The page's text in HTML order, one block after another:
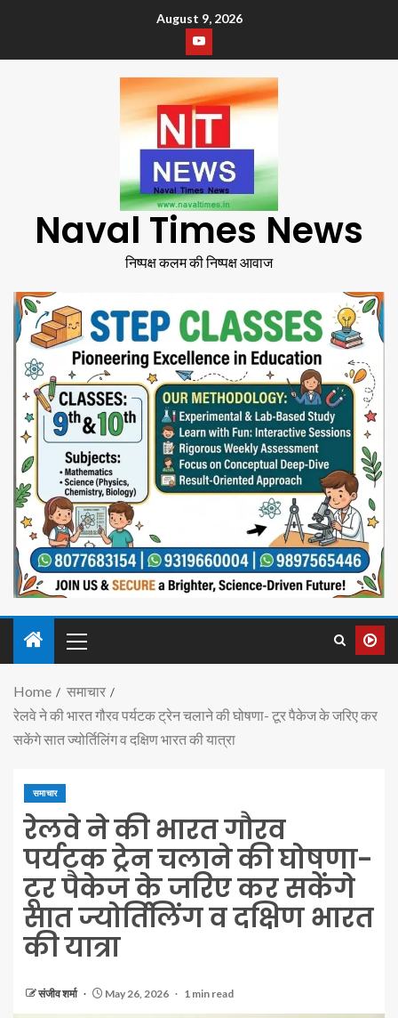
August 9, 2026
Naval Times News
निष्पक्ष कलम की निष्पक्ष आवाज
Home
समाचार
रेलवे ने की भारत गौरव पर्यटक ट्रेन चलाने की घोषणा- टूर पैकेज के जरिए कर
सकेंगे सात ज्योर्तिलिंग व दक्षिण भारत की यात्रा
समाचार
रेलवे ने की भारत गौरव
पर्यटक ट्रेन चलाने की घोषणा-
टूर पैकेज के जरिए कर सकेंगे
सात ज्योर्तिलिंग व दक्षिण भारत
की यात्रा
संजीव शर्मा May 26, 2026 1 min read